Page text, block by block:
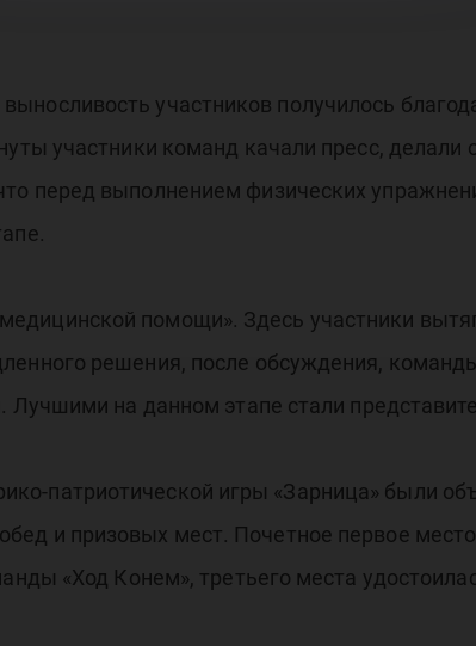
участников получилось
участники команд качали пресс,
перед выполнением физических
помощи». Здесь участники
решения, после обсуждения,
Лучшими на данном этапе стали
патриотической игры «Зарница» были
и призовых мест. Почетное первое
«Ход Конем», третьего места